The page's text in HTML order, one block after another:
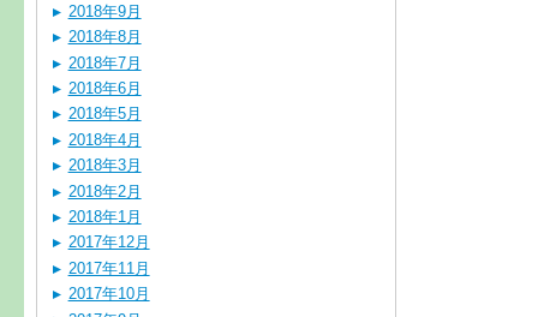
2018年9月
2018年8月
2018年7月
2018年6月
2018年5月
2018年4月
2018年3月
2018年2月
2018年1月
2017年12月
2017年11月
2017年10月